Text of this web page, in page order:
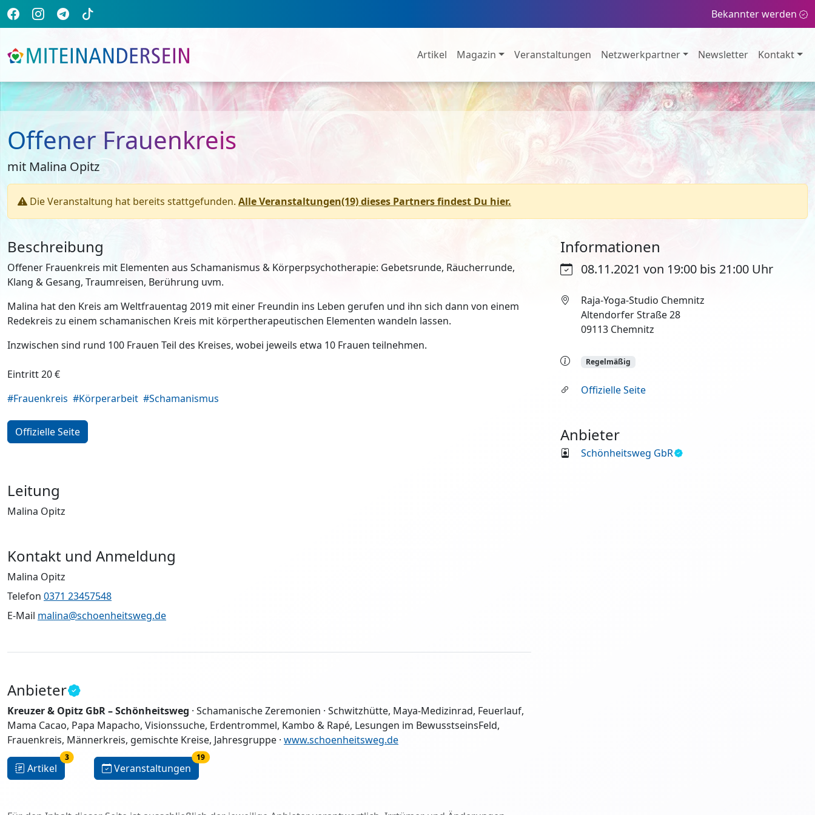
Bekannter werden
Artikel Magazin Veranstaltungen Netzwerkpartner Newsletter Kontakt
Offener Frauenkreis
mit Malina Opitz
Die Veranstaltung hat bereits stattgefunden. Alle Veranstaltungen(19) dieses Partners findest Du hier.
Informationen
08.11.2021 von 19:00 bis 21:00 Uhr
Raja-Yoga-Studio Chemnitz
Altendorfer Straße 28
09113 Chemnitz
Regelmäßig
Offizielle Seite
Anbieter
Schönheitsweg GbR
Beschreibung
Offener Frauenkreis mit Elementen aus Schamanismus & Körperpsychotherapie: Gebetsrunde, Räucherrunde,
Klang & Gesang, Traumreisen, Berührung uvm.
Malina hat den Kreis am Weltfrauentag 2019 mit einer Freundin ins Leben gerufen und ihn sich dann von einem
Redekreis zu einem schamanischen Kreis mit körpertherapeutischen Elementen wandeln lassen.
Inzwischen sind rund 100 Frauen Teil des Kreises, wobei jeweils etwa 10 Frauen teilnehmen.
Eintritt 20 €
#Frauenkreis #Körperarbeit #Schamanismus
Offizielle Seite
Leitung
Malina Opitz
Kontakt und Anmeldung
Malina Opitz
Telefon 0371 23457548
E-Mail malina@schoenheitsweg.de
Anbieter
Kreuzer & Opitz GbR – Schönheitsweg · Schamanische Zeremonien · Schwitzhütte, Maya-Medizinrad, Feuerlauf,
Mama Cacao, Papa Mapacho, Visionssuche, Erdentrommel, Kambo & Rapé, Lesungen im BewusstseinsFeld,
Frauenkreis, Männerkreis, gemischte Kreise, Jahresgruppe · www.schoenheitsweg.de
Artikel
3
Veranstaltungen
19